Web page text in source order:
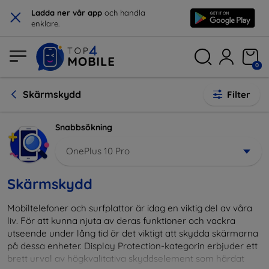
× Ladda ner vår app och handla
enklare.
0
Skärmskydd Filter
Snabbsökning
OnePlus 10 Pro
Skärmskydd
Mobiltelefoner och surfplattor är idag en viktig del av våra
liv. För att kunna njuta av deras funktioner och vackra
utseende under lång tid är det viktigt att skydda skärmarna
på dessa enheter. Display Protection-kategorin erbjuder ett
brett urval av högkvalitativa skyddselement som härdat